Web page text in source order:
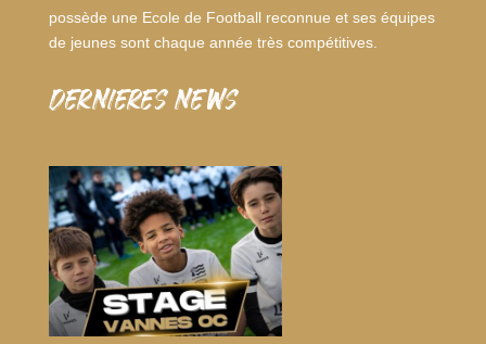
possède une Ecole de Football reconnue et ses équipes
de jeunes sont chaque année très compétitives.
dernieres news